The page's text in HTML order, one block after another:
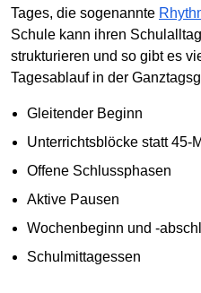
Tages, die sogenannte
Schule kann ihren
strukturieren und so gibt es
Tagesablauf in der
Gleitender Beginn
Unterrichtsblöcke statt 45-
Offene Schlussphasen
Aktive Pausen
Wochenbeginn und -
Schulmittagessen